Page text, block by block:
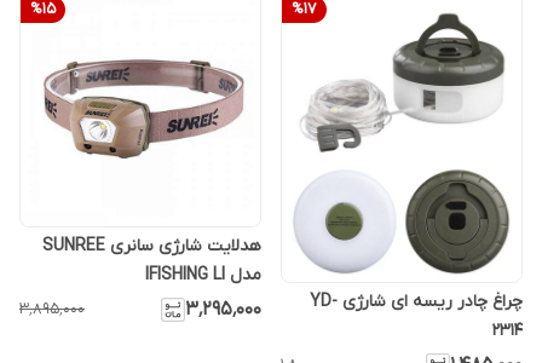
%17
چراغ چادر ریسه ای شارژی YD-
2314
%15
هدلایت شارژی سانری SUNREE
مدل IFISHING LI
۳٬۲۹۵٬۰۰۰ ۳٬۸۹۵٬۰۰۰